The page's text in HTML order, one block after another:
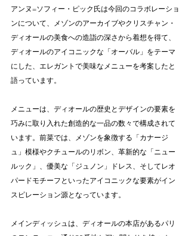
アンヌ=ソフィー・ピック氏は今回のコラボレーショ
ンについて、メゾンのアーカイブやクリスチャン・
ディオールの美食への造詣の深さから着想を得て、
ディオールのアイコニックな「オーバル」をテーマ
にした、エレガントで美味なメニューを考案したと
語っています。
メニューは、ディオールの歴史とデザインの要素を
巧みに取り入れた創造的な一品の数々で構成されて
います。前菜では、メゾンを象徴する「カナージ
ュ」模様やクチュールのリボン、革新的な「ニュー
ルック」、優美な「ジュノン」ドレス、そしてレオ
パードモチーフといったアイコニックな要素がイン
スピレーション源となっています。
メインディッシュは、ディオールの本店があるパリ